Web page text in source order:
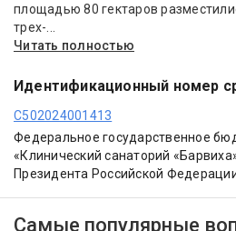
площадью 80 гектаров
трех-...
Читать полностью
Идентификационный номер
С502024001413
Федеральное государственное
«Клинический санаторий
Президента Российской
Самые популярные